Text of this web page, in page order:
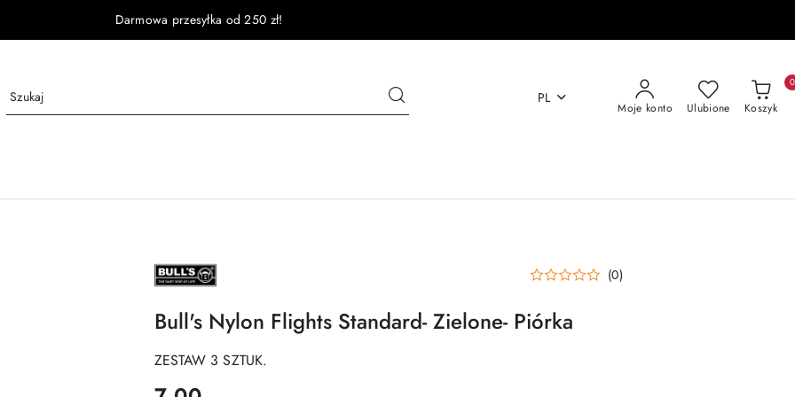
Darmowa przesyłka od 250 zł!
PL
Moje konto Ulubione Koszyk
0
NAZWA
PRODUCENTA:
BULL'S
(0)
Bull's Nylon Flights Standard- Zielone- Piórka
ZESTAW 3 SZTUK.